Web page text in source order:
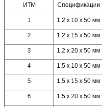
ИТМ Спецификации
1 1.2 х 10 х 50 мм
2 1.2 х 15 х 50 мм
3 1.2 х 20 х 50 мм
4 1.5 х 10 х 50 мм
5 1.5 х 15 х 50 мм
6 1.5 х 20 х 50 мм